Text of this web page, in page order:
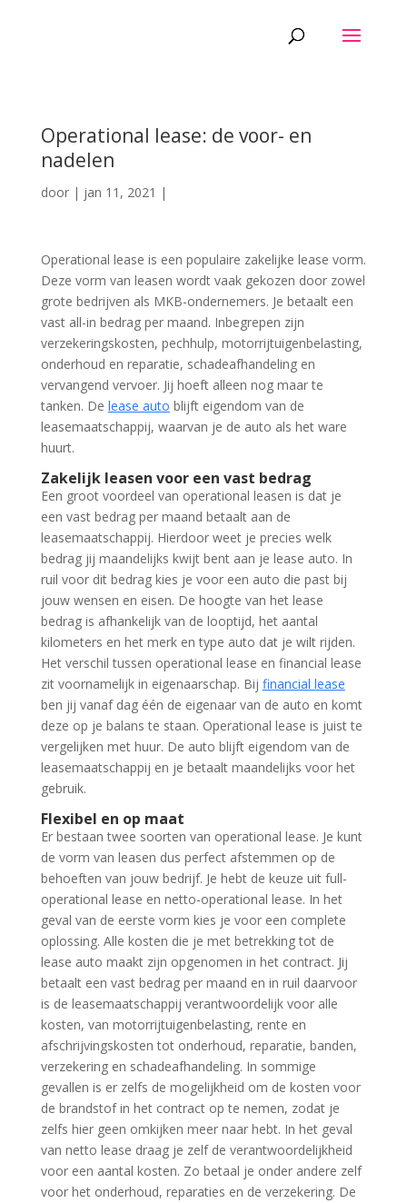
Operational lease: de voor- en
nadelen
door | jan 11, 2021 |
Operational lease is een populaire zakelijke lease vorm.
Deze vorm van leasen wordt vaak gekozen door zowel
grote bedrijven als MKB-ondernemers. Je betaalt een
vast all-in bedrag per maand. Inbegrepen zijn
verzekeringskosten, pechhulp, motorrijtuigenbelasting,
onderhoud en reparatie, schadeafhandeling en
vervangend vervoer. Jij hoeft alleen nog maar te
tanken. De lease auto blijft eigendom van de
leasemaatschappij, waarvan je de auto als het ware
huurt.
Zakelijk leasen voor een vast bedrag
Een groot voordeel van operational leasen is dat je
een vast bedrag per maand betaalt aan de
leasemaatschappij. Hierdoor weet je precies welk
bedrag jij maandelijks kwijt bent aan je lease auto. In
ruil voor dit bedrag kies je voor een auto die past bij
jouw wensen en eisen. De hoogte van het lease
bedrag is afhankelijk van de looptijd, het aantal
kilometers en het merk en type auto dat je wilt rijden.
Het verschil tussen operational lease en financial lease
zit voornamelijk in eigenaarschap. Bij financial lease
ben jij vanaf dag één de eigenaar van de auto en komt
deze op je balans te staan. Operational lease is juist te
vergelijken met huur. De auto blijft eigendom van de
leasemaatschappij en je betaalt maandelijks voor het
gebruik.
Flexibel en op maat
Er bestaan twee soorten van operational lease. Je kunt
de vorm van leasen dus perfect afstemmen op de
behoeften van jouw bedrijf. Je hebt de keuze uit full-
operational lease en netto-operational lease. In het
geval van de eerste vorm kies je voor een complete
oplossing. Alle kosten die je met betrekking tot de
lease auto maakt zijn opgenomen in het contract. Jij
betaalt een vast bedrag per maand en in ruil daarvoor
is de leasemaatschappij verantwoordelijk voor alle
kosten, van motorrijtuigenbelasting, rente en
afschrijvingskosten tot onderhoud, reparatie, banden,
verzekering en schadeafhandeling. In sommige
gevallen is er zelfs de mogelijkheid om de kosten voor
de brandstof in het contract op te nemen, zodat je
zelfs hier geen omkijken meer naar hebt. In het geval
van netto lease draag je zelf de verantwoordelijkheid
voor een aantal kosten. Zo betaal je onder andere zelf
voor het onderhoud, reparaties en de verzekering. De